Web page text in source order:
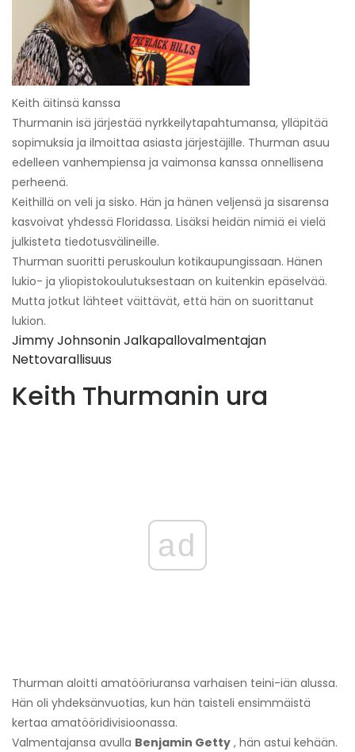
Keith äitinsä kanssa
Thurmanin isä järjestää nyrkkeilytapahtumansa, ylläpitää
sopimuksia ja ilmoittaa asiasta järjestäjille. Thurman asuu
edelleen vanhempiensa ja vaimonsa kanssa onnellisena
perheenä.
Keithillä on veli ja sisko. Hän ja hänen veljensä ja sisarensa
kasvoivat yhdessä Floridassa. Lisäksi heidän nimiä ei vielä
julkisteta tiedotusvälineille.
Thurman suoritti peruskoulun kotikaupungissaan. Hänen
lukio- ja yliopistokoulutuksestaan ​​on kuitenkin epäselvää.
Mutta jotkut lähteet väittävät, että hän on suorittanut
lukion.
Jimmy Johnsonin Jalkapallovalmentajan
Nettovarallisuus
Keith Thurmanin ura
ad
Thurman aloitti amatööriuransa varhaisen teini-iän alussa.
Hän oli yhdeksänvuotias, kun hän taisteli ensimmäistä
kertaa amatööridivisioonassa.
Valmentajansa avulla Benjamin Getty , hän astui kehään.